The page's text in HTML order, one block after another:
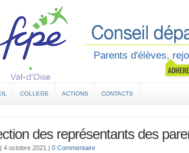
Parents d'élèves,
COLLEGE ACTIONS CONTACTS
des représentants des
| 4 octobre 2021 | 0 Commentaire